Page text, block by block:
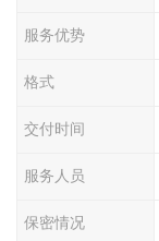
服务优势
格式
交付时间
服务人员
保密情况